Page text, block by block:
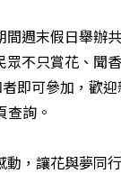
週末假日舉辦
不只賞花、聞
即可參加，歡
查詢。
，讓花與夢同